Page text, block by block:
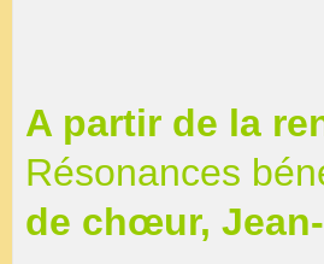
A partir de la
Résonances
de chœur,